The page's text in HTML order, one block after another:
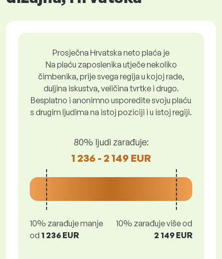
Prosječna Hrvatska neto plaća je
Na plaću zaposlenika utječe nekoliko
čimbenika, prije svega regija u kojoj rade,
duljina iskustva, veličina tvrtke i drugo.
Besplatno i anonimno usporedite svoju plaću
s drugim ljudima na istoj poziciji i u istoj regiji.
80% ljudi zarađuje:
1 236 - 2 149 EUR
10% zarađuje manje
od 1 236 EUR
10% zarađuje više od
2 149 EUR